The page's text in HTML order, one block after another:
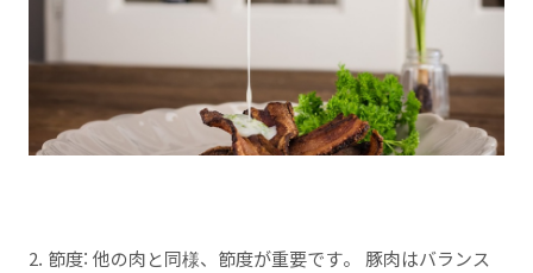
2. 節度: 他の肉と同様、節度が重要です。 豚肉はバランス